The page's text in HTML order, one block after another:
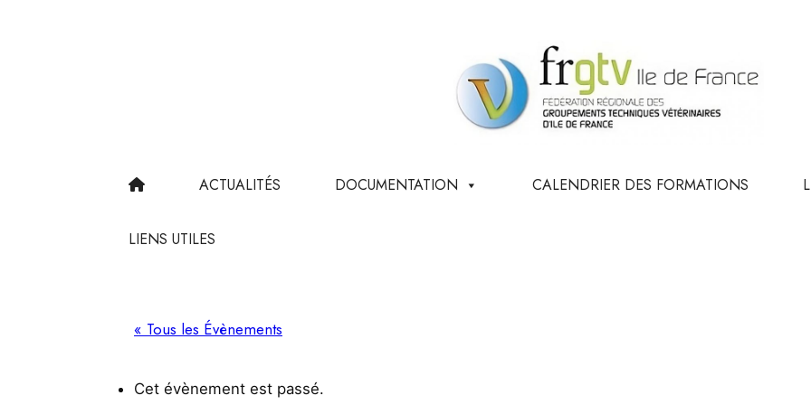
ACTUALITÉS DOCUMENTATION CALENDRIER DES FORMATIONS
LIENS UTILES
« Tous les Évènements
Cet évènement est passé.